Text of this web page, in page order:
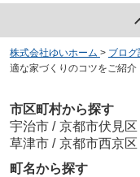
株式会社ゆいホーム > ブロ
適な家づくりのコツをご紹介
市区町村から探す
宇治市 / 京都市伏見区
草津市 / 京都市西京区
町名から探す